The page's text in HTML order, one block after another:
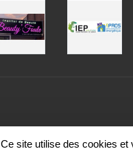
Ce site utilise des cookies et